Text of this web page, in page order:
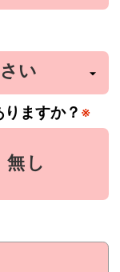
ますか？ ※
無し